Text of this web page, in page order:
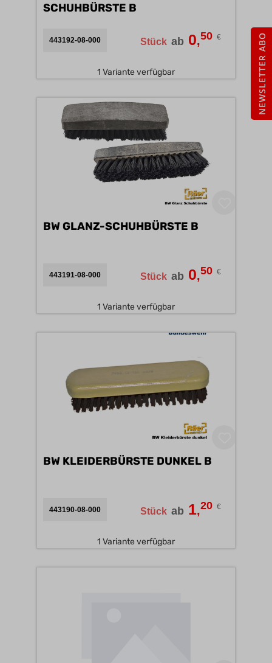
SCHUHBÜRSTE B
443192-08-000 Stück ab 0,50 €
1 Variante verfügbar
BW GLANZ-SCHUHBÜRSTE B
443191-08-000 Stück ab 0,50 €
1 Variante verfügbar
BW KLEIDERBÜRSTE DUNKEL B
443190-08-000 Stück ab 1,20 €
1 Variante verfügbar
NEWSLETTER ABO